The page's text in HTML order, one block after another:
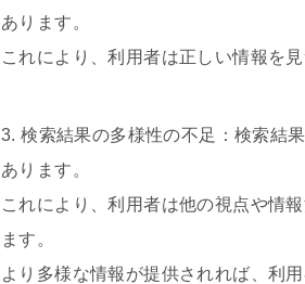
あります。
これにより、利用者は正しい情報を
3. 検索結果の多様性の不足：検索結
あります。
これにより、利用者は他の視点や情
ます。
より多様な情報が提供されれば、利